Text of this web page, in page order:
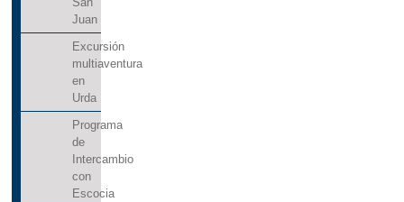
Juan
Excursión
multiaventura
en
Urda
Programa
de
Intercambio
con
Escocia